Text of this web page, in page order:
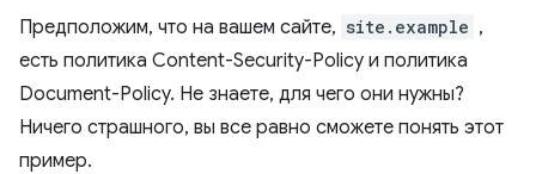
Предположим, что на вашем сайте, site.example ,
есть политика Content-Security-Policy и политика
Document-Policy. Не знаете, для чего они нужны?
Ничего страшного, вы все равно сможете понять этот
пример.